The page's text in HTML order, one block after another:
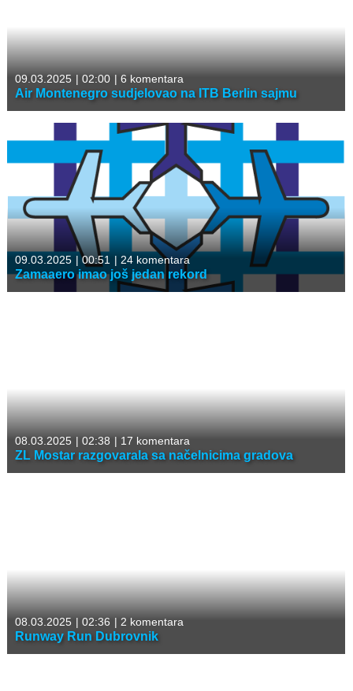
09.03.2025 | 02:00 | 6 komentara
Air Montenegro sudjelovao na ITB Berlin sajmu
09.03.2025 | 00:51 | 24 komentara
Zamaaero imao još jedan rekord
08.03.2025 | 02:38 | 17 komentara
ZL Mostar razgovarala sa načelnicima gradova
08.03.2025 | 02:36 | 2 komentara
Runway Run Dubrovnik